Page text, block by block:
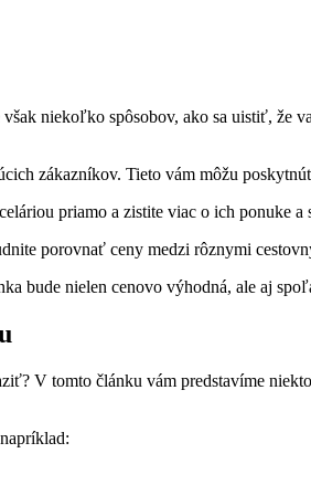
niekoľko spôsobov, ako sa uistiť,
zákazníkov. Tieto vám môžu
priamo a zistite viac o ich ponuke a
porovnať ceny medzi rôznymi
bude nielen cenovo výhodná, ale aj
V tomto článku vám predstavíme